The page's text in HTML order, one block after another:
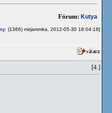
Fórum: Kutya
: (1366) mirjammka, 2012-05-30 18:04:18]
[4.]